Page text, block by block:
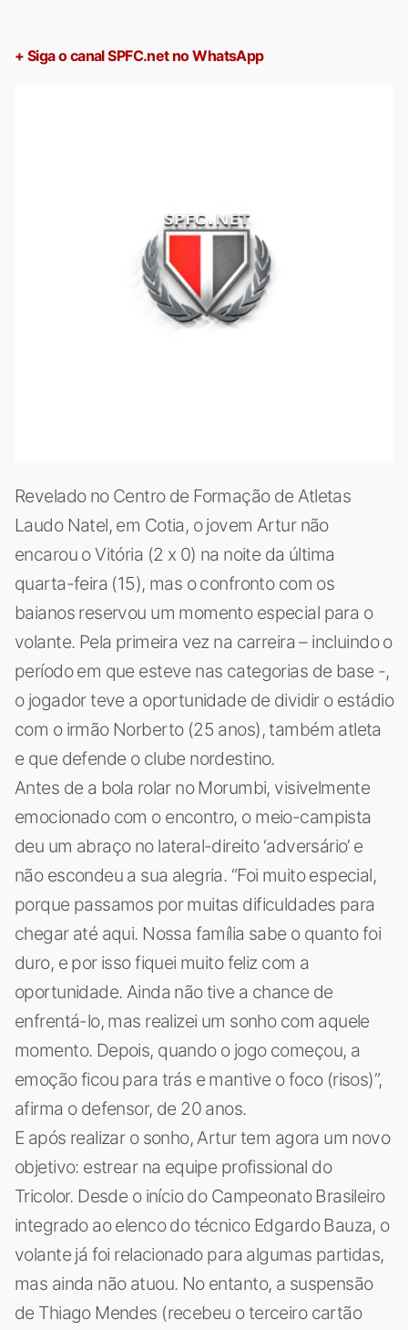
+ Siga o canal SPFC.net no WhatsApp
Revelado no Centro de Formação de Atletas
Laudo Natel, em Cotia, o jovem Artur não
encarou o Vitória (2 x 0) na noite da última
quarta-feira (15), mas o confronto com os
baianos reservou um momento especial para o
volante. Pela primeira vez na carreira – incluindo o
período em que esteve nas categorias de base -,
o jogador teve a oportunidade de dividir o estádio
com o irmão Norberto (25 anos), também atleta
e que defende o clube nordestino.
Antes de a bola rolar no Morumbi, visivelmente
emocionado com o encontro, o meio-campista
deu um abraço no lateral-direito ‘adversário’ e
não escondeu a sua alegria. “Foi muito especial,
porque passamos por muitas dificuldades para
chegar até aqui. Nossa família sabe o quanto foi
duro, e por isso fiquei muito feliz com a
oportunidade. Ainda não tive a chance de
enfrentá-lo, mas realizei um sonho com aquele
momento. Depois, quando o jogo começou, a
emoção ficou para trás e mantive o foco (risos)”,
afirma o defensor, de 20 anos.
E após realizar o sonho, Artur tem agora um novo
objetivo: estrear na equipe profissional do
Tricolor. Desde o início do Campeonato Brasileiro
integrado ao elenco do técnico Edgardo Bauza, o
volante já foi relacionado para algumas partidas,
mas ainda não atuou. No entanto, a suspensão
de Thiago Mendes (recebeu o terceiro cartão